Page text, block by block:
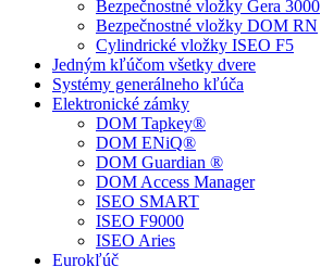
Bezpečnostné vložky Gera 3000
Bezpečnostné vložky DOM RN
Cylindrické vložky ISEO F5
Jedným kľúčom všetky dvere
Systémy generálneho kľúča
Elektronické zámky
DOM Tapkey®
DOM ENiQ®
DOM Guardian ®
DOM Access Manager
ISEO SMART
ISEO F9000
ISEO Aries
Eurokľúč